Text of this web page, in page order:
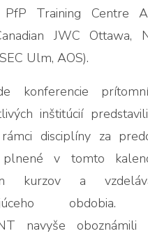
PfP Training Centre
JWC Ottawa,
Ulm, AOS).
konferencie
inštitúcií
disciplíny za
plnené v tomto
kurzov a
obdobia.
navyše oboznámili